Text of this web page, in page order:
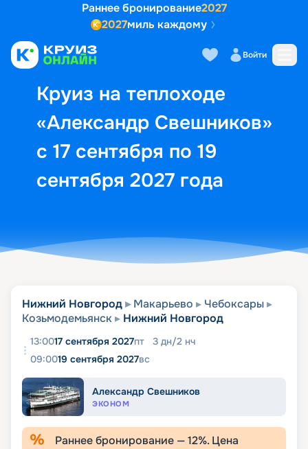
Раннее бронирование2027
2027миль каждому
Войти
Круиз на теплоходе
«Александр Свешников»
с 17 сентября по 19
сентября 2027 года
Выбор кают Маршрут и
Нижний Новгород Макарьево
Чебоксары
Козьмодемьянск
Нижний Новгород
13:0017 сентября 2027пт 3 дн/2 нч
09:0019 сентября 2027вс
Александр Свешников
ЭКОНОМ
Раннее бронирование —12%. Цена